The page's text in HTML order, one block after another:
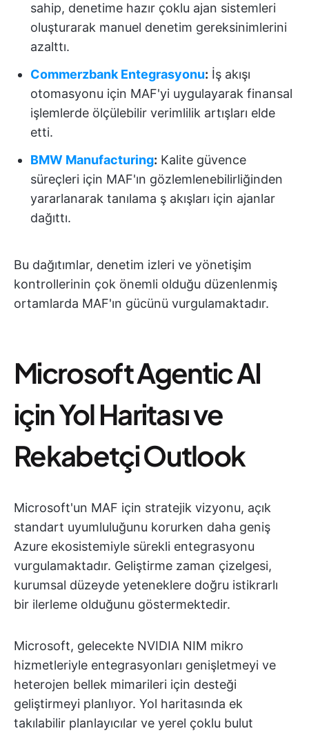
sahip, denetime hazır çoklu ajan sistemleri
oluşturarak manuel denetim gereksinimlerini
azalttı.
Commerzbank Entegrasyonu: İş akışı
otomasyonu için MAF'yi uygulayarak finansal
işlemlerde ölçülebilir verimlilik artışları elde
etti.
BMW Manufacturing: Kalite güvence
süreçleri için MAF'ın gözlemlenebilirliğinden
yararlanarak tanılama ş akışları için ajanlar
dağıttı.
Bu dağıtımlar, denetim izleri ve yönetişim
kontrollerinin çok önemli olduğu düzenlenmiş
ortamlarda MAF'ın gücünü vurgulamaktadır.
Microsoft Agentic AI
için Yol Haritası ve
Rekabetçi Outlook
Microsoft'un MAF için stratejik vizyonu, açık
standart uyumluluğunu korurken daha geniş
Azure ekosistemiyle sürekli entegrasyonu
vurgulamaktadır. Geliştirme zaman çizelgesi,
kurumsal düzeyde yeteneklere doğru istikrarlı
bir ilerleme olduğunu göstermektedir.
Microsoft, gelecekte NVIDIA NIM mikro
hizmetleriyle entegrasyonları genişletmeyi ve
heterojen bellek mimarileri için desteği
geliştirmeyi planlıyor. Yol haritasında ek
takılabilir planlayıcılar ve yerel çoklu bulut